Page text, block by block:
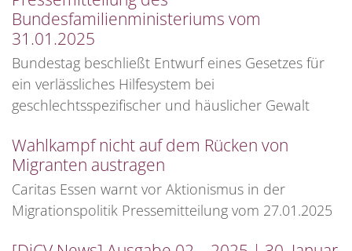
Bundesfamilienministeriums vom
31.01.2025
Bundestag beschließt Entwurf eines Gesetzes für
ein verlässliches Hilfesystem bei
geschlechtsspezifischer und häuslicher Gewalt
Wahlkampf nicht auf dem Rücken von
Migranten austragen
Caritas Essen warnt vor Aktionismus in der
Migrationspolitik Pressemitteilung vom 27.01.2025